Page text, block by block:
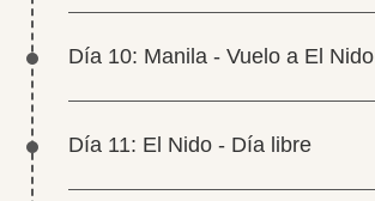
Día 10: Manila - Vuelo a El Nido
Día 11: El Nido - Día libre